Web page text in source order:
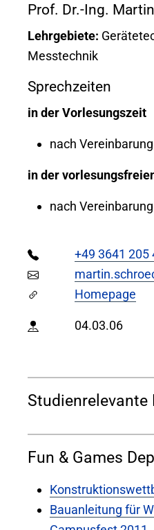
Prof. Dr.-Ing.
Lehrgebiete:
Messtechnik
Sprechzeiten
in der Vorlesungszeit
nach Vereinbarung
in der
nach Vereinbarung
+49 3641 205
Homepage
04.03.06
Studienrelevante
Fun & Games
Bauanleitung für